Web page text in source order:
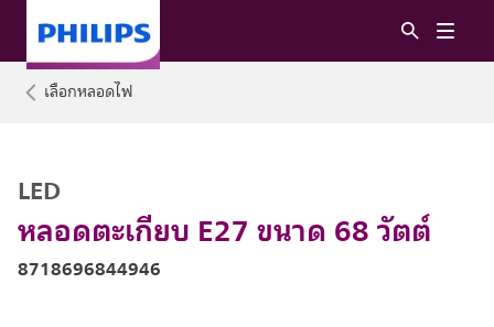
เลือกหลอดไฟ
หลอดตะเกียบ E27 ขนาด 68 วัตต์
LED
8718696844946